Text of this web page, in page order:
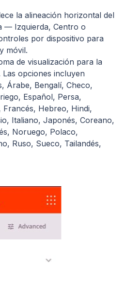
la alineación horizontal del
— Izquierda, Centro o
por dispositivo para
móvil.
de visualización para la
opciones incluyen
Árabe, Bengalí, Checo,
Español, Persa,
Francés, Hebreo, Hindi,
Italiano, Japonés, Coreano,
Noruego, Polaco,
Ruso, Sueco, Tailandés,